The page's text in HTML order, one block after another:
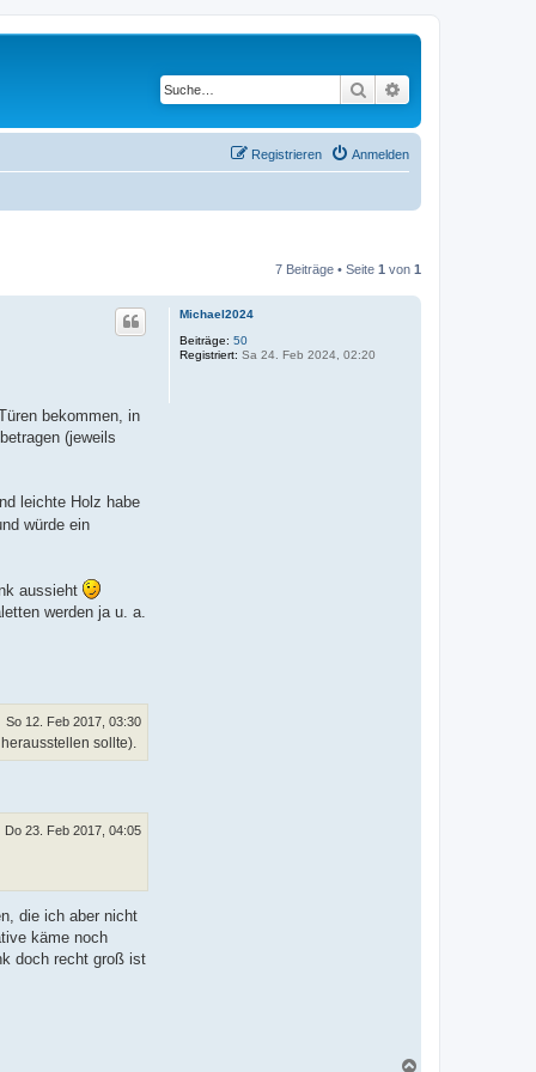
Suche
Anmelden
Registrieren
7 Beiträge • Seite 1 von 1
Michael2024
Beiträge: 50
Registriert: Sa 24. Feb 2024, 02:20
bekommen, in
(jeweils
leichte Holz habe
würde ein
aussieht
werden ja u. a.
So 12. Feb 2017, 03:30
sollte).
Do 23. Feb 2017, 04:05
die ich aber nicht
käme noch
doch recht groß ist